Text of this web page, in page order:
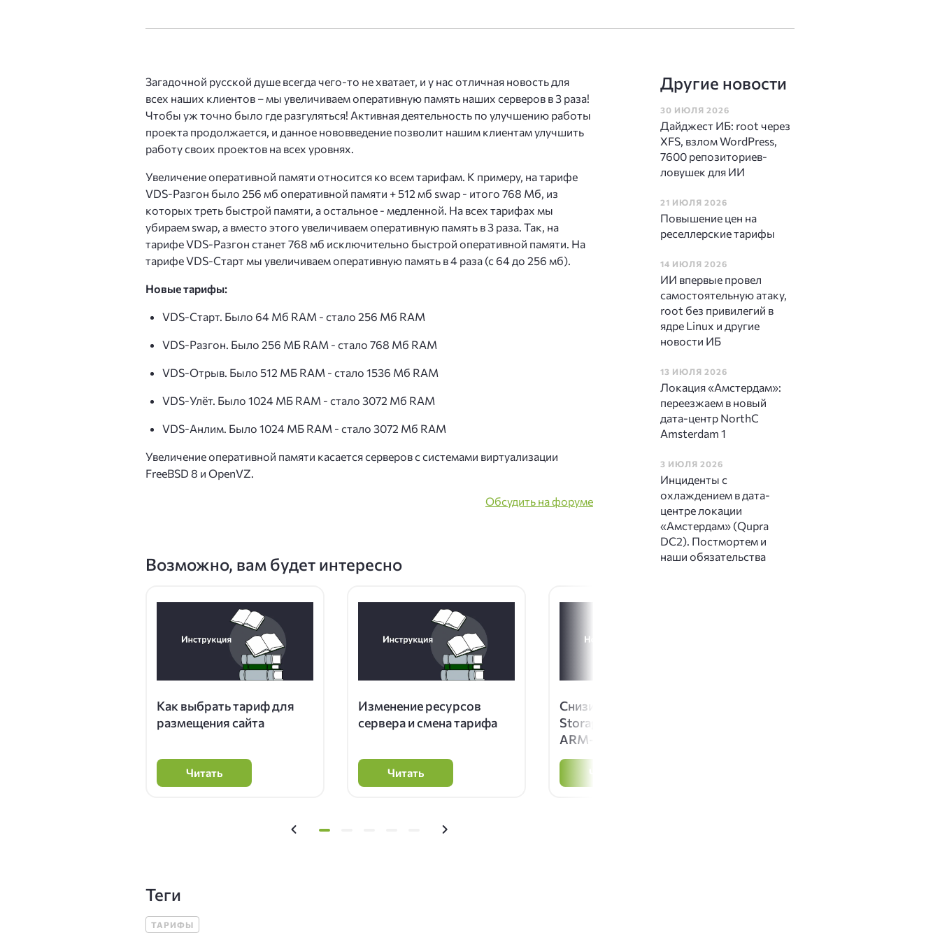
VDS с GPU
VDS в Нидерландах
Виртуальный сервер в Европе
VDS в Алматы
Виртуальный сервер в Казахстане
VDS для Windows
Серверы с предустановленной ОС Windows 2019 и 2022
Кибер Бэкап
Защита от DDoS
Лицензии 1С-Битрикс
Ispmanager
Почтовый сервис на базе Exchange
DNS-хостинг
Загадочной русской душе всегда чего-то не хватает, и у нас отличная новость для
всех наших клиентов – мы увеличиваем оперативную память наших серверов в 3 раза!
Чтобы уж точно было где разгуляться! Активная деятельность по улучшению работы
проекта продолжается, и данное нововведение позволит нашим клиентам улучшить
работу своих проектов на всех уровнях.
Увеличение оперативной памяти относится ко всем тарифам. К примеру, на тарифе
VDS-Разгон было 256 мб оперативной памяти + 512 мб swap - итого 768 Мб, из
которых треть быстрой памяти, а остальное - медленной. На всех тарифах мы
убираем swap, а вместо этого увеличиваем оперативную память в 3 раза. Так, на
тарифе VDS-Разгон станет 768 мб исключительно быстрой оперативной памяти. На
тарифе VDS-Старт мы увеличиваем оперативную память в 4 раза (с 64 до 256 мб).
Новые тарифы:
VDS-Старт. Было 64 Мб RAM - cтало 256 Мб RAM
VDS-Разгон. Было 256 МБ RAM - стало 768 Мб RAM
VDS-Отрыв. Было 512 МБ RAM - стало 1536 Мб RAM
VDS-Улёт. Было 1024 МБ RAM - стало 3072 Мб RAM
VDS-Анлим. Было 1024 МБ RAM - стало 3072 Мб RAM
Увеличение оперативной памяти касается серверов с системами виртуализации
FreeBSD 8 и OpenVZ.
Обсудить на форуме
Возможно, вам будет интересно
Как выбрать тариф для
размещения сайта
Читать
Изменение ресурсов
сервера и смена тарифа
Читать
Снизили цены на VDS
Storage 2.0 и VDS-LXD-
ARM-NVMe-Beta
Теги
ТАРИФЫ
Другие новости
30 ИЮЛЯ 2026
Дайджест ИБ: root через
XFS, взлом WordPress,
7600 репозиториев-
ловушек для ИИ
21 ИЮЛЯ 2026
Повышение цен на
реселлерские тарифы
14 ИЮЛЯ 2026
ИИ впервые провел
самостоятельную атаку,
root без привилегий в
ядре Linux и другие
новости ИБ
13 ИЮЛЯ 2026
Локация «Амстердам»:
переезжаем в новый
дата-центр NorthC
Amsterdam 1
3 ИЮЛЯ 2026
Инциденты с
охлаждением в дата-
центре локации
«Амстердам» (Qupra
DC2). Постмортем и
наши обязательства